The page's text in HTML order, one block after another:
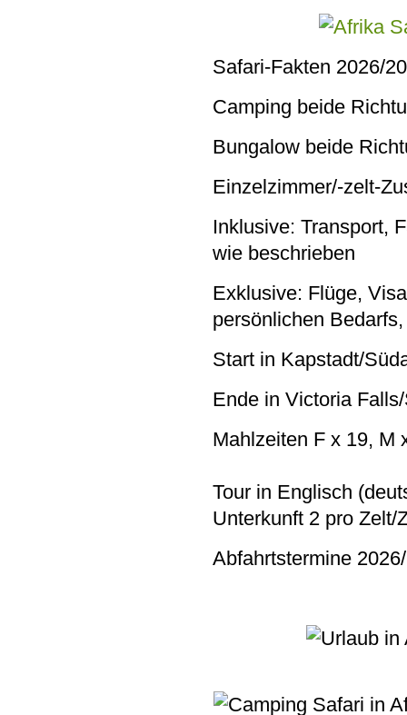
Safari-Fakten 2026/
Camping beide
Bungalow beide
Einzelzimmer/-zelt-
Inklusive: Transport,
wie beschrieben
Exklusive: Flüge,
persönlichen
Start in Kapstadt/
Ende in Victoria
Mahlzeiten F x 19, M
Tour in Englisch
Unterkunft 2 pro Zelt/
Abfahrtstermine